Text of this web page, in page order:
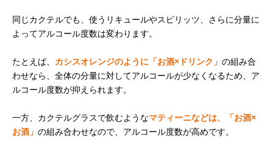
同じカクテルでも、使うリキュールやスピリッツ、さらに分量に
よってアルコール度数は変わります。
たとえば、 カシスオレンジのように「お酒×ドリンク」 の組み合
わせなら、全体の分量に対してアルコールが少なくなるため、ア
ルコール度数が抑えられます。
一方、カクテルグラスで飲むようなマティーニなどは、「お酒×
お酒」 の組み合わせなので、アルコール度数が高めです。